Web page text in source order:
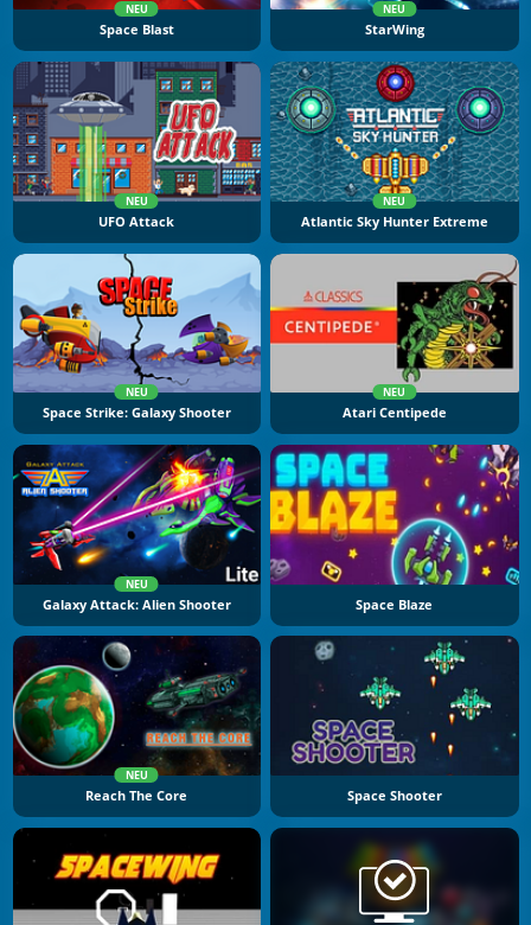
NEU
Space Blast
NEU
StarWing
NEU
UFO Attack
NEU
Atlantic Sky Hunter Extreme
NEU
Space Strike: Galaxy Shooter
NEU
Atari Centipede
NEU
Galaxy Attack: Alien Shooter Space Blaze
NEU
Reach The Core Space Shooter